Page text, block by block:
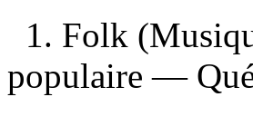
1. Folk
populaire —